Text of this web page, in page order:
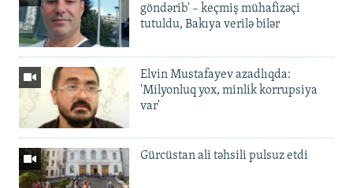
göndərib' – keçmiş mühafizəçi
tutuldu, Bakıya verilə bilər
Elvin Mustafayev azadlıqda:
'Milyonluq yox, minlik korrupsiya
var'
Gürcüstan ali təhsili pulsuz etdi